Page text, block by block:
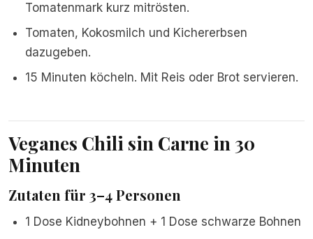
Tomatenmark kurz mitrösten.
Tomaten, Kokosmilch und Kichererbsen
dazugeben.
15 Minuten köcheln. Mit Reis oder Brot servieren.
Veganes Chili sin Carne in 30
Minuten
Zutaten für 3–4 Personen
1 Dose Kidneybohnen + 1 Dose schwarze Bohnen